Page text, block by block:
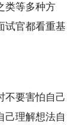
类等多种方
试官都看重基
不要害怕自己
己理解想法自